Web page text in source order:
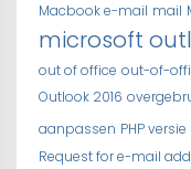
Macbook e-mail mail
microsoft
out of office out-of-
Outlook 2016
aanpassen PHP
Request for e-mail